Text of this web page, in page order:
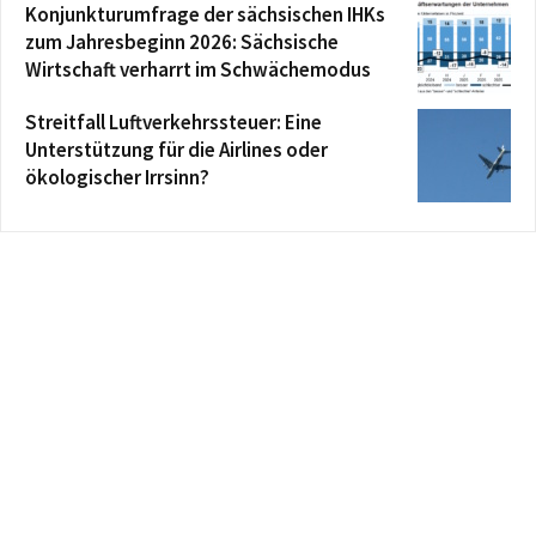
Konjunkturumfrage der sächsischen IHKs
zum Jahresbeginn 2026: Sächsische
Wirtschaft verharrt im Schwächemodus
Streitfall Luftverkehrssteuer: Eine
Unterstützung für die Airlines oder
ökologischer Irrsinn?